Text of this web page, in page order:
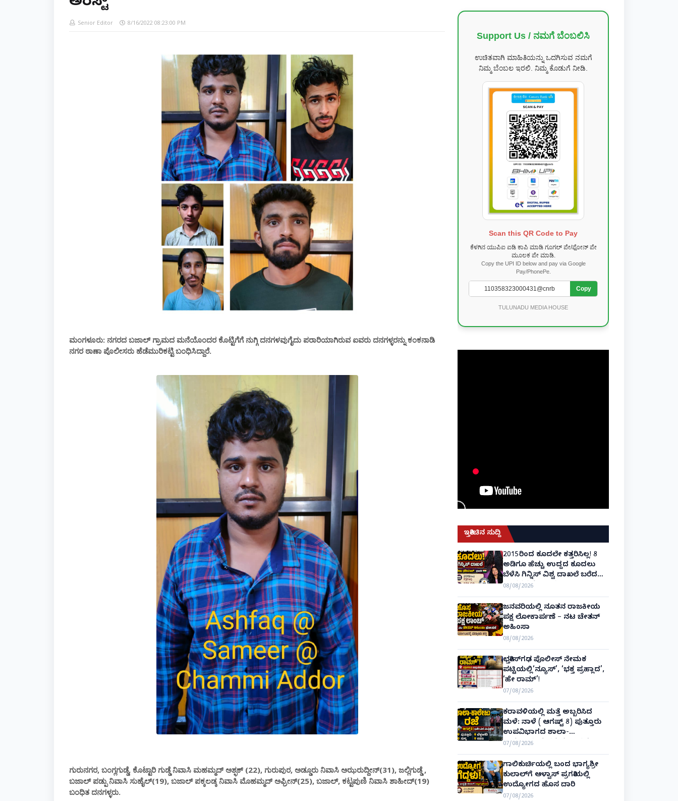
Senior Editor 8/16/2022 08:23:00 PM
ಮಂಗಳೂರು: ನಗರದ ಬಜಾಲ್ ಗ್ರಾಮದ ಮನೆಯೊಂದರ ಕೊಟ್ಟಿಗೆಗೆ ನುಗ್ಗಿ ದನಗಳವುಗೈದು ಪರಾರಿಯಾಗಿರುವ ಐವರು ದನಗಳ್ಳರನ್ನು ಕಂಕನಾಡಿ
ನಗರ ಠಾಣಾ ಪೊಲೀಸರು ಹೆಡೆಮುರಿಕಟ್ಟಿ ಬಂಧಿಸಿದ್ದಾರೆ.
ಗುರುನಗರ, ಬಂಗ್ಲಗುಡ್ಡೆ, ಕೊಟ್ಟಾರಿ ಗುಡ್ಡೆ ನಿವಾಸಿ ಮಹಮ್ಮದ್ ಅಶ್ಫಕ್ (22), ಗುರುಪುರ, ಅಡ್ಡೂರು ನಿವಾಸಿ ಅಝರುದ್ದೀನ್(31), ಜಲ್ಲಿಗುಡ್ಡೆ ,
ಬಜಾಲ್ ಪಡ್ಪು ನಿವಾಸಿ ಸುಹೈಲ್(19), ಬಜಾಲ್ ಪಕ್ಕಲಡ್ಕ ನಿವಾಸಿ ಮೊಹಮ್ಮದ್ ಅಫ್ರೀನ್(25), ಬಜಾಲ್, ಕಟ್ಟಪುಣಿ ನಿವಾಸಿ ಶಾಹೀದ್(19)
ಬಂಧಿತ ದನಗಳ್ಳರು.
Support Us / ನಮಗೆ ಬೆಂಬಲಿಸಿ
ಉಚಿತವಾಗಿ ಮಾಹಿತಿಯನ್ನು ಒದಗಿಸುವ ನಮಗೆ
ನಿಮ್ಮ ಬೆಂಬಲ ಇರಲಿ. ನಿಮ್ಮ ಕೊಡುಗೆ ನೀಡಿ.
Scan this QR Code to Pay
ಕೆಳಗಿನ ಯುಪಿಐ ಐಡಿ ಕಾಪಿ ಮಾಡಿ ಗೂಗಲ್ ಪೇ/ಫೋನ್ ಪೇ
ಮೂಲಕ ಪೇ ಮಾಡಿ.
Copy the UPI ID below and pay via Google
Pay/PhonePe.
Copy
TULUNADU MEDIA HOUSE
ಇತ್ತೀಚಿನ ಸುದ್ದಿ
2015ರಿಂದ ಕೂದಲೇ ಕತ್ತರಿಸಿಲ್ಲ! 8
ಅಡಿಗೂ ಹೆಚ್ಚು ಉದ್ದದ ಕೂದಲು
ಬೆಳೆಸಿ ಗಿನ್ನಿಸ್ ವಿಶ್ವ ದಾಖಲೆ ಬರೆದ
ಭಾರತದ ರೇಣು ಧರಿಯಾಲ್!
08/08/2026
ಜನವರಿಯಲ್ಲಿ ನೂತನ ರಾಜಕೀಯ
ಪಕ್ಷ ಲೋಕಾರ್ಪಣೆ – ನಟ ಚೇತನ್
ಅಹಿಂಸಾ
08/08/2026
ಛತ್ತೀಸ್‌ಗಢ ಪೊಲೀಸ್ ನೇಮಕ
ಪಟ್ಟಿಯಲ್ಲಿ‘ನ್ಯೂಸ್’, ‘ಭಕ್ತ ಪ್ರಹ್ಲಾದ’,
‘ಹೇ ರಾಮ್’!
07/08/2026
ಕರಾವಳಿಯಲ್ಲಿ ಮತ್ತೆ ಅಬ್ಬರಿಸಿದ
ಮಳೆ: ನಾಳೆ ( ಆಗಷ್ಟ್ 8) ಪುತ್ತೂರು
ಉಪವಿಭಾಗದ ಶಾಲಾ-
ಕಾಲೇಜುಗಳಿಗೆ ರಜೆ ಘೋಷಣೆ!
07/08/2026
ಗಾಲಿಕುರ್ಚಿಯಲ್ಲಿ ಬಂದ ಭಾಗ್ಯಶ್ರೀ
ಕುಲಾಲ್‌ಗೆ ಆಳ್ವಾಸ್ ಪ್ರಗತಿಯಲ್ಲಿ
ಉದ್ಯೋಗದ ಹೊಸ ದಾರಿ
07/08/2026